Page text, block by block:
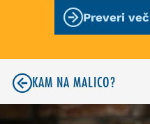
Preveri več
KAM NA MALICO?